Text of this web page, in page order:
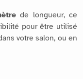
de longueur, ce
pour être utilisé
votre salon, ou en